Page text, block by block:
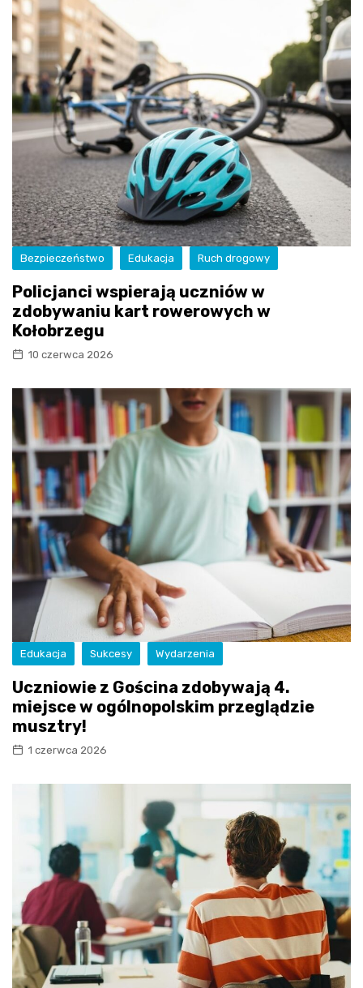
Bezpieczeństwo Edukacja Ruch drogowy
Policjanci wspierają uczniów w
zdobywaniu kart rowerowych w
Kołobrzegu
10 czerwca 2026
Edukacja Sukcesy Wydarzenia
Uczniowie z Gościna zdobywają 4.
miejsce w ogólnopolskim przeglądzie
musztry!
1 czerwca 2026